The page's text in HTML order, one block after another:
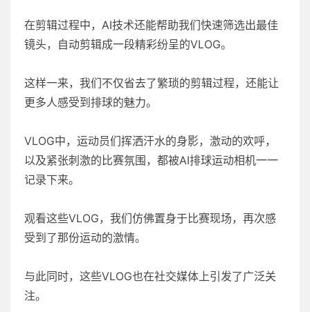
在剪辑过程中，AI技术还能帮助我们快速筛选出最佳
镜头，自动剪辑成一段精彩纷呈的VLOG。
这样一来，我们不仅省去了繁琐的剪辑过程，还能让
更多人感受到排球的魅力。
VLOG中，运动员们挥洒汗水的身影，激动的欢呼，
以及紧张刺激的比赛氛围，都被AI排球运动相机一一
记录下来。
观看这些VLOG，我们仿佛置身于比赛现场，再次感
受到了那份运动的激情。
与此同时，这些VLOG也在社交媒体上引发了广泛关
注。